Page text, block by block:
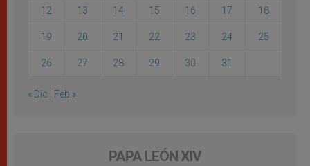
12 13 14 15 16 17 18
19 20 21 22 23 24 25
26 27 28 29 30 31
« Dic Feb »
PAPA LEÓN XIV